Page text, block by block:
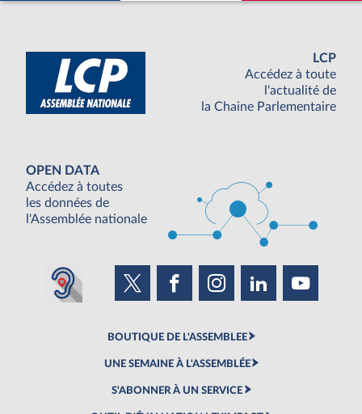
LCP
Accédez à toute
l'actualité de
la Chaine Parlementaire
OPEN DATA
Accédez à toutes
les données de
l'Assemblée nationale
BOUTIQUE DE L'ASSEMBLEE
UNE SEMAINE À L'ASSEMBLÉE
S'ABONNER À UN SERVICE